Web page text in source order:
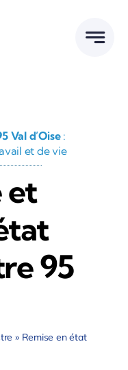
Val d’Oise:
et de vie
et
95
» Remise en état